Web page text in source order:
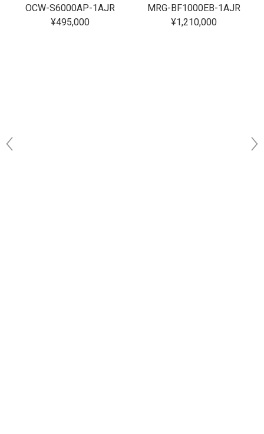
OCW-S6000AP-1AJR
¥495,000
MRG-BF1000EB-1AJR
¥1,210,000